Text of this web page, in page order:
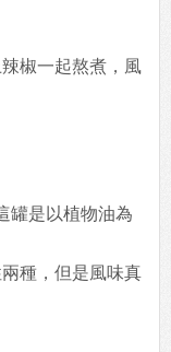
椒一起熬煮，風
罐是以植物油為
種，但是風味真